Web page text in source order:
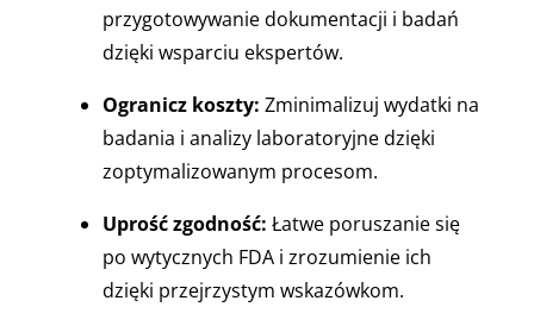
przygotowywanie dokumentacji i badań
dzięki wsparciu ekspertów.
Ogranicz koszty: Zminimalizuj wydatki na
badania i analizy laboratoryjne dzięki
zoptymalizowanym procesom.
Uprość zgodność: Łatwe poruszanie się
po wytycznych FDA i zrozumienie ich
dzięki przejrzystym wskazówkom.